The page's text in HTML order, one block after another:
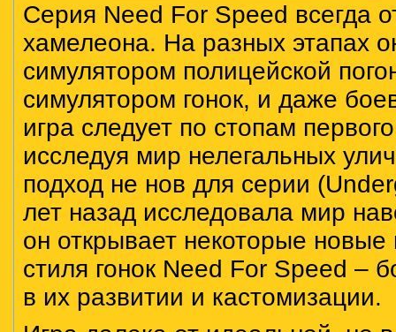
Серия Need For Speed всегда
хамелеона. На разных этапах
симулятором полицейской
симулятором гонок, и даже
игра следует по стопам
исследуя мир нелегальных
подход не нов для серии
лет назад исследовала мир
он открывает некоторые
стиля гонок Need For Speed –
в их развитии и кастомизации.